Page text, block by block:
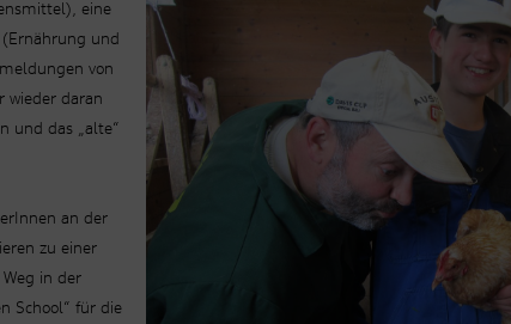
eine
und
von
wieder daran
und das „alte“
an der
zu einer
in der
School“ für die